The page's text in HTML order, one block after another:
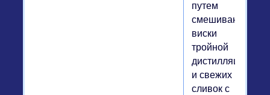
путем
смешивания
виски
тройной
дистилляции
и свежих
сливок с